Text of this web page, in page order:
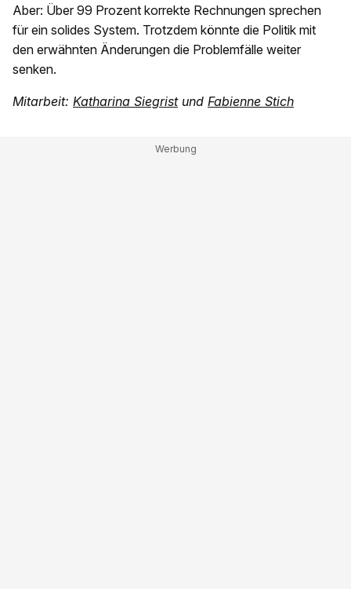
Aber: Über 99 Prozent korrekte Rechnungen sprechen
für ein solides System. Trotzdem könnte die Politik mit
den erwähnten Änderungen die Problemfälle weiter
senken.
Mitarbeit: Katharina Siegristund Fabienne Stich